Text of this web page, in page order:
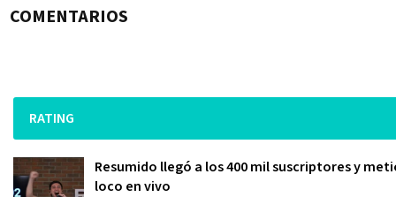
COMENTARIOS
RATING
Resumido llegó a los 400 mil suscriptores y
loco en vivo